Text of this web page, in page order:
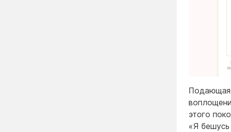
Подающая
этого
«Я